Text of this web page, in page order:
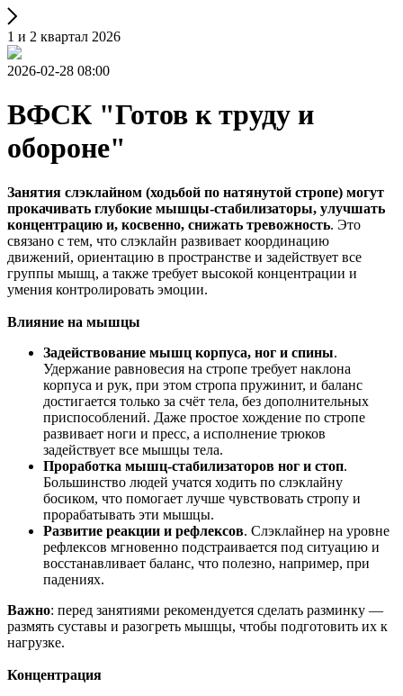
1 и 2 квартал 2026
2026-02-28 08:00
ВФСК "Готов к труду и
обороне"
Занятия слэклайном (ходьбой по натянутой стропе) могут
прокачивать глубокие мышцы-стабилизаторы, улучшать
концентрацию и, косвенно, снижать тревожность. Это
связано с тем, что слэклайн развивает координацию
движений, ориентацию в пространстве и задействует все
группы мышц, а также требует высокой концентрации и
умения контролировать эмоции.
Влияние на мышцы
Задействование мышц корпуса, ног и спины.
Удержание равновесия на стропе требует наклона
корпуса и рук, при этом стропа пружинит, и баланс
достигается только за счёт тела, без дополнительных
приспособлений. Даже простое хождение по стропе
развивает ноги и пресс, а исполнение трюков
задействует все мышцы тела.
Проработка мышц-стабилизаторов ног и стоп.
Большинство людей учатся ходить по слэклайну
босиком, что помогает лучше чувствовать стропу и
прорабатывать эти мышцы.
Развитие реакции и рефлексов. Слэклайнер на уровне
рефлексов мгновенно подстраивается под ситуацию и
восстанавливает баланс, что полезно, например, при
падениях.
Важно: перед занятиями рекомендуется сделать разминку —
размять суставы и разогреть мышцы, чтобы подготовить их к
нагрузке.
Концентрация